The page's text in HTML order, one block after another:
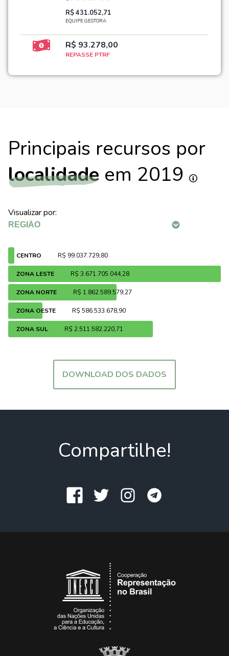
R$ 431.052,71
EQUIPE GESTORA
R$ 93.278,00
REPASSE PTRF
Principais recursos por
localidade em 2019
Visualizar por:
CENTRO R$ 99.037.729,80
ZONA LESTE R$ 3.671.705.044,28
ZONA NORTE R$ 1.862.589.579,27
ZONA OESTE R$ 586.533.678,90
ZONA SUL R$ 2.511.582.220,71
DOWNLOAD DOS DADOS
Compartilhe!